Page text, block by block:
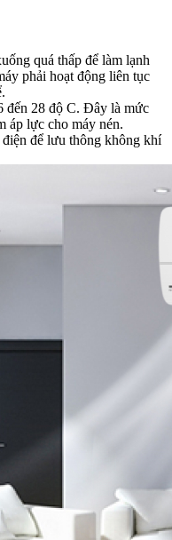
quá thấp để làm lạnh
phải hoạt động liên tục
đến 28 độ C. Đây là mức
áp lực cho máy nén.
để lưu thông không khí